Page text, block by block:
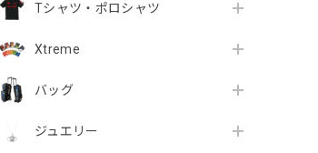
Tシャツ・ポロシャツ
Xtreme
バッグ
ジュエリー